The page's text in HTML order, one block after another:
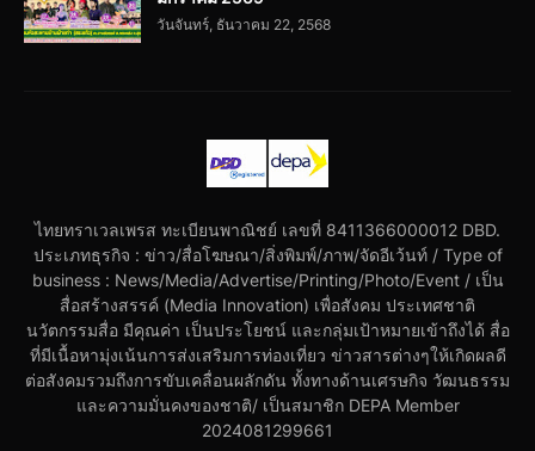
วันจันทร์, ธันวาคม 22, 2568
ไทยทราเวลเพรส ทะเบียนพาณิชย์ เลขที่ 8411366000012 DBD.
ประเภทธุรกิจ : ข่าว/สื่อโฆษณา/สิ่งพิมพ์/ภาพ/จัดอีเว้นท์ / Type of
business : News/Media/Advertise/Printing/Photo/Event / เป็น
สื่อสร้างสรรค์ (Media Innovation) เพื่อสังคม ประเทศชาติ
นวัตกรรมสื่อ มีคุณค่า เป็นประโยชน์ และกลุ่มเป้าหมายเข้าถึงได้ สื่อ
ที่มีเนื้อหามุ่งเน้นการส่งเสริมการท่องเที่ยว ข่าวสารต่างๆให้เกิดผลดี
ต่อสังคมรวมถึงการขับเคลื่อนผลักดัน ทั้งทางด้านเศรษกิจ วัฒนธรรม
และความมั่นคงของชาติ/ เป็นสมาชิก DEPA Member
2024081299661